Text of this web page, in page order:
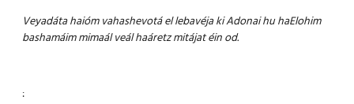
Veyadáta haióm vahashevotá el lebavéja ki Adonai hu haElohim
bashamáim mimaál veál haáretz mitájat éin od.
: